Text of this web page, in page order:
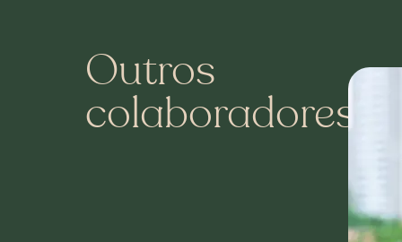
Outros
colaboradores